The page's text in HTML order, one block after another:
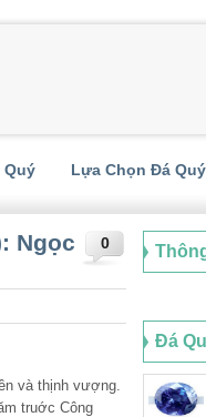
Quý Lựa Chọn Đá Quý
0
Ngọc
và thịnh vượng.
truớc Công
Đá